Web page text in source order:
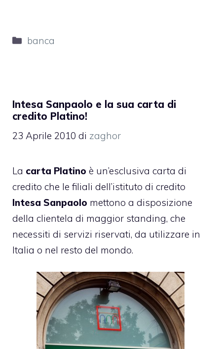
Categorie
banca
Intesa Sanpaolo e la sua carta di
credito Platino!
23 Aprile 2010 di zaghor
La carta Platino è un’esclusiva carta di
credito che le filiali dell’istituto di credito
Intesa Sanpaolo mettono a disposizione
della clientela di maggior standing, che
necessiti di servizi riservati, da utilizzare in
Italia o nel resto del mondo.